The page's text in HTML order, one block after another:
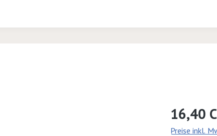
Regulärer
16,40
Preise inkl.